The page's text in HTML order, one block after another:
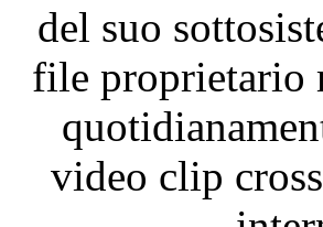
del suo
file proprietario
video clip